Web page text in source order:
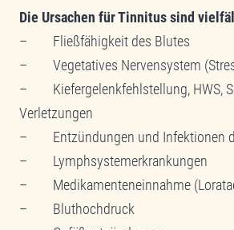
Die Ursachen für Tinnitus sind
– Fließfähigkeit des Blutes
– Vegetatives Nervensystem
– Kiefergelenkfehlstellung, HWS,
Verletzungen
– Entzündungen und Infektionen
– Lymphsystemerkrankungen
– Medikamenteneinnahme
– Bluthochdruck